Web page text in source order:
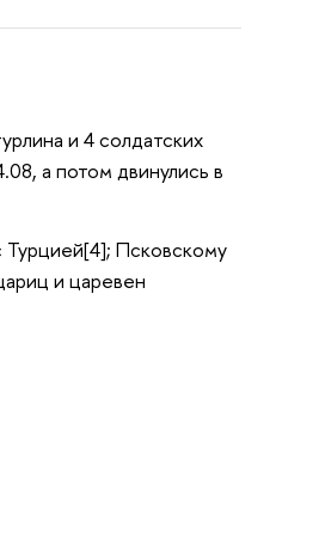
и 4 солдатских
а потом двинулись в
Турцией[4]; Псковскому
и царевен